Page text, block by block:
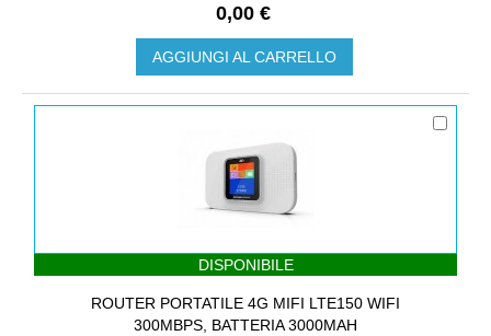
0,00 €
AGGIUNGI AL CARRELLO
DISPONIBILE
ROUTER PORTATILE 4G MIFI LTE150 WIFI
300MBPS, BATTERIA 3000MAH